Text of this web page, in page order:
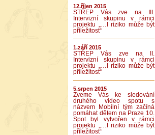
12.říjen 2015
STŘEP Vás zve na III.
Intervizní skupinu v rámci
projektu „…I riziko může být
příležitost“
1.září 2015
STŘEP Vás zve na II.
Intervizní skupinu v rámci
projektu „…I riziko může být
příležitost“
5.srpen 2015
Zveme Vás ke sledování
druhého video spotu s
názvem Mobilní tým začíná
pomáhat dětem na Praze 10.
Spot byl vytvořen v rámci
projektu „…I riziko může být
příležitost“